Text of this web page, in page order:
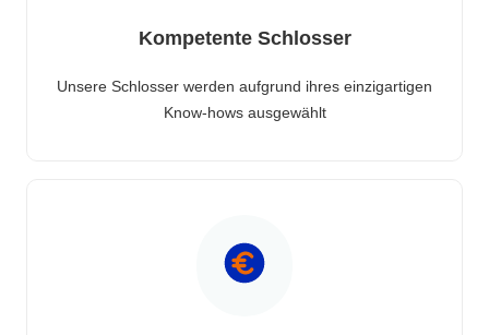
Kompetente Schlosser
Unsere Schlosser werden aufgrund ihres einzigartigen
Know-hows ausgewählt